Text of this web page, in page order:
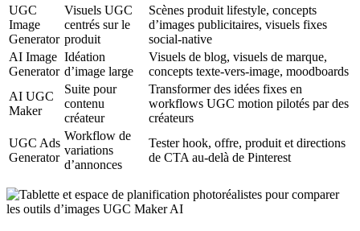
UGC
Image
Generator
Visuels UGC
centrés sur le
produit
Scènes produit lifestyle, concepts
d’images publicitaires, visuels fixes
social-native
AI Image
Generator
Idéation
d’image large
Visuels de blog, visuels de marque,
concepts texte-vers-image, moodboards
AI UGC
Maker
Suite pour
contenu
créateur
Transformer des idées fixes en
workflows UGC motion pilotés par des
créateurs
UGC Ads
Generator
Workflow de
variations
d’annonces
Tester hook, offre, produit et directions
de CTA au-delà de Pinterest